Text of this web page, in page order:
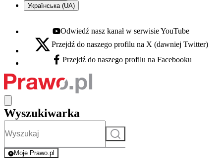
Українська (UA)
Youtube - otwiera się w nowej karcie
Odwiedź nasz kanał w serwisie YouTube
X - otwiera się w nowej karcie
Przejdź do naszego profilu na X (dawniej Twitter)
Facebook - otwiera się w nowej karcie
Przejdź do naszego profilu na Facebooku
Wyszukiwarka
Szukaj
Moje Prawo.pl
- rejestracja i logowanie do serwisu